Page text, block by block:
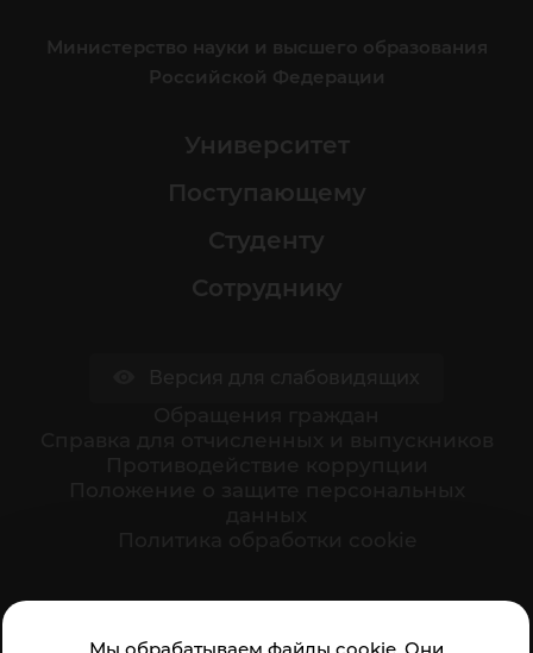
Министерство науки и высшего образования
Российской Федерации
Университет
Поступающему
Студенту
Сотруднику